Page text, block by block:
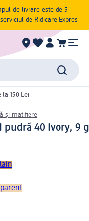
de livrare este de 5
de Ridicare Expres
la 150 Lei
și matifiere
pudră 40 Ivory, 9 g